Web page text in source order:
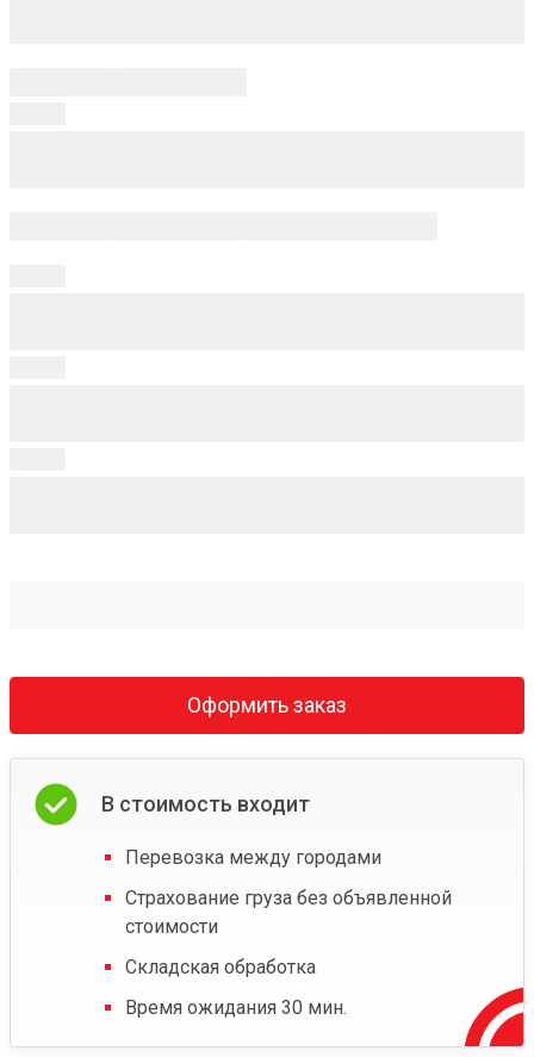
Оформить заказ
В стоимость входит
Перевозка между городами
Страхование груза без объявленной
стоимости
Складская обработка
Время ожидания 30 мин.